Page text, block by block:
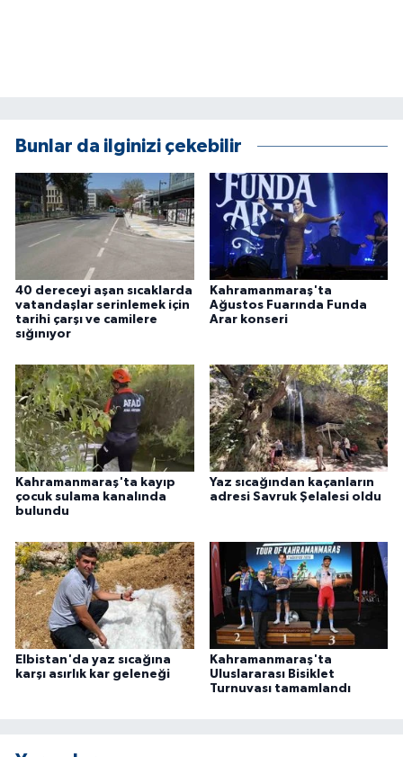
Bunlar da ilginizi çekebilir
40 dereceyi aşan sıcaklarda
vatandaşlar serinlemek için
tarihi çarşı ve camilere
sığınıyor
Kahramanmaraş'ta
Ağustos Fuarında Funda
Arar konseri
Kahramanmaraş'ta kayıp
çocuk sulama kanalında
bulundu
Yaz sıcağından kaçanların
adresi Savruk Şelalesi oldu
Elbistan'da yaz sıcağına
karşı asırlık kar geleneği
Kahramanmaraş'ta
Uluslararası Bisiklet
Turnuvası tamamlandı